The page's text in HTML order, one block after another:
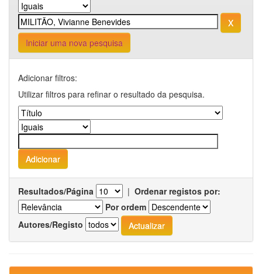
Iniciar uma nova pesquisa
Adicionar filtros:
Utilizar filtros para refinar o resultado da pesquisa.
Resultados/Página | Ordenar registos por:
Por ordem
Autores/Registo